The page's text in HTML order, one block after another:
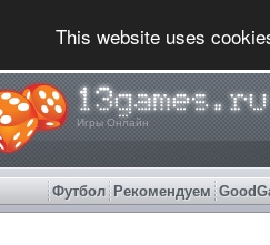
This website uses
Игры Онлайн
Футбол Рекомендуем